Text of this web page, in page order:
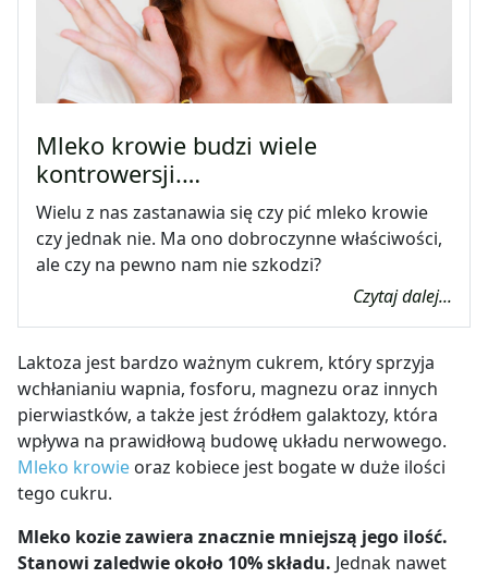
Mleko krowie budzi wiele
kontrowersji.…
Wielu z nas zastanawia się czy pić mleko krowie
czy jednak nie. Ma ono dobroczynne właściwości,
ale czy na pewno nam nie szkodzi?
Czytaj dalej...
Laktoza jest bardzo ważnym cukrem, który sprzyja
wchłanianiu wapnia, fosforu, magnezu oraz innych
pierwiastków, a także jest źródłem galaktozy, która
wpływa na prawidłową budowę układu nerwowego.
Mleko krowie oraz kobiece jest bogate w duże ilości
tego cukru.
Mleko kozie zawiera znacznie mniejszą jego ilość.
Stanowi zaledwie około 10% składu. Jednak nawet